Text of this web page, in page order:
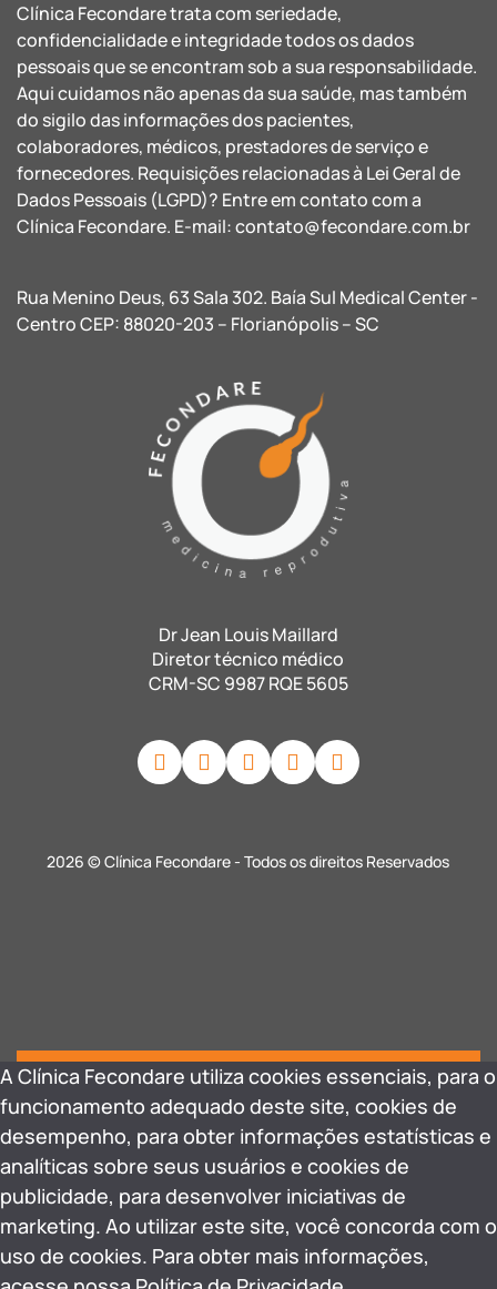
Clínica Fecondare trata com seriedade,
confidencialidade e integridade todos os dados
pessoais que se encontram sob a sua responsabilidade.
Aqui cuidamos não apenas da sua saúde, mas também
do sigilo das informações dos pacientes,
colaboradores, médicos, prestadores de serviço e
fornecedores. Requisições relacionadas à Lei Geral de
Dados Pessoais (LGPD)? Entre em contato com a
Clínica Fecondare. E-mail:contato@fecondare.com.br
Rua Menino Deus, 63 Sala 302. Baía Sul Medical Center -
Centro CEP: 88020-203 – Florianópolis – SC
Dr Jean Louis Maillard
Diretor técnico médico
CRM-SC 9987 RQE 5605
2026 © Clínica Fecondare - Todos os direitos Reservados
A Clínica Fecondare utiliza cookies essenciais, para o
funcionamento adequado deste site, cookies de
desempenho, para obter informações estatísticas e
analíticas sobre seus usuários e cookies de
publicidade, para desenvolver iniciativas de
marketing. Ao utilizar este site, você concorda com o
uso de cookies. Para obter mais informações,